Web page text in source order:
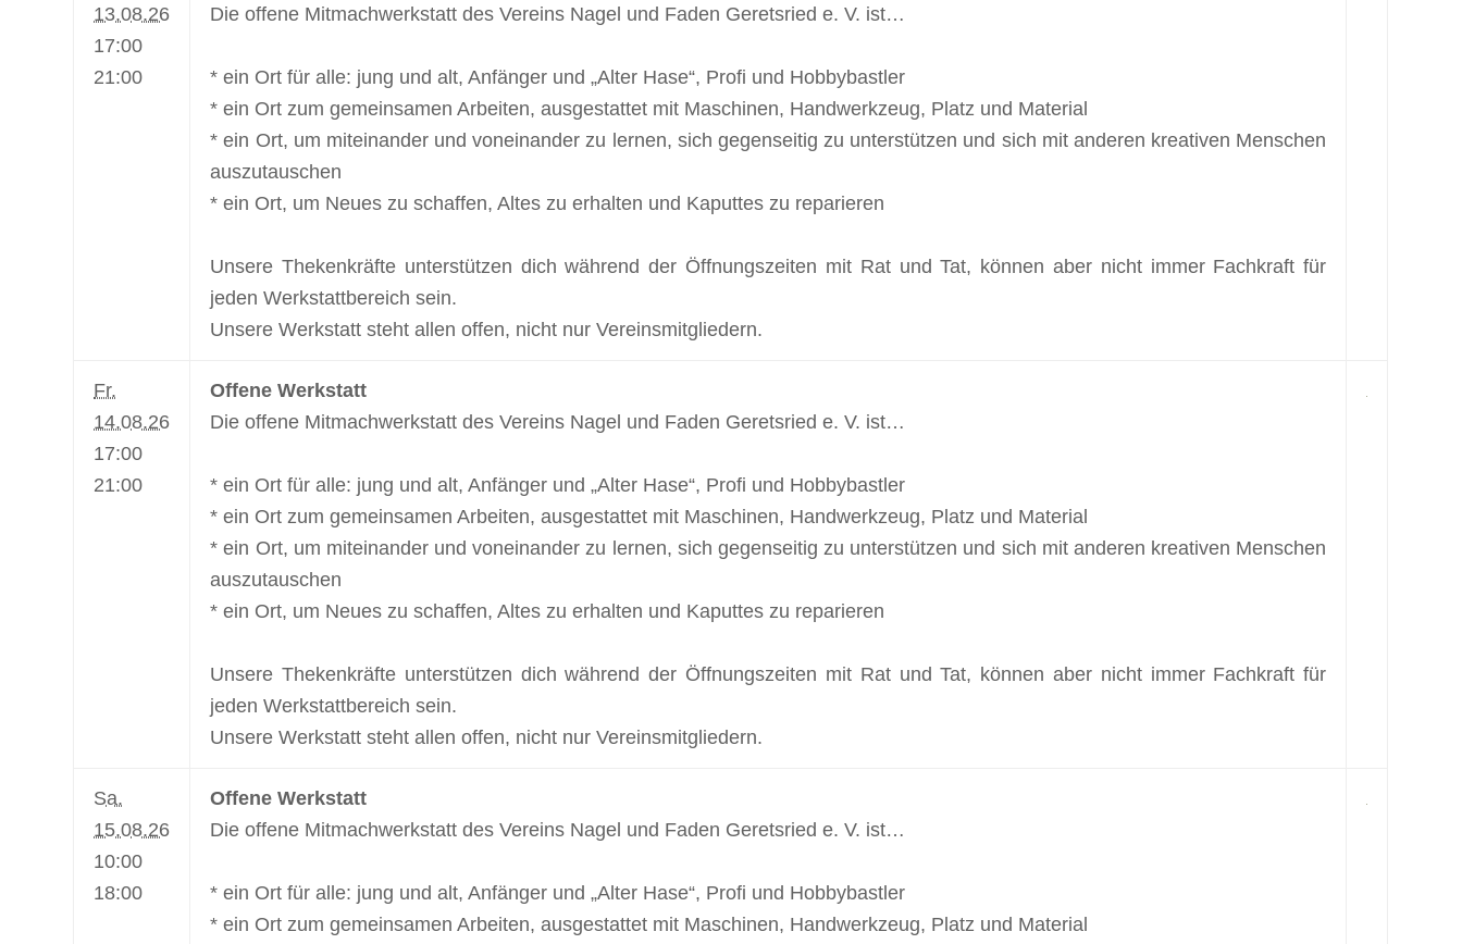
13.08.26
17:00
21:00
Die offene Mitmachwerkstatt des Vereins Nagel und Faden Geretsried e. V. ist…
* ein Ort für alle: jung und alt, Anfänger und „Alter Hase“, Profi und Hobbybastler
* ein Ort zum gemeinsamen Arbeiten, ausgestattet mit Maschinen, Handwerkzeug, Platz und Material
* ein Ort, um miteinander und voneinander zu lernen, sich gegenseitig zu unterstützen und sich mit anderen kreativen Menschen
auszutauschen
* ein Ort, um Neues zu schaffen, Altes zu erhalten und Kaputtes zu reparieren
Unsere Thekenkräfte unterstützen dich während der Öffnungszeiten mit Rat und Tat, können aber nicht immer Fachkraft für
jeden Werkstattbereich sein.
Unsere Werkstatt steht allen offen, nicht nur Vereinsmitgliedern.
Fr.
14.08.26
17:00
21:00
Offene Werkstatt
Die offene Mitmachwerkstatt des Vereins Nagel und Faden Geretsried e. V. ist…
* ein Ort für alle: jung und alt, Anfänger und „Alter Hase“, Profi und Hobbybastler
* ein Ort zum gemeinsamen Arbeiten, ausgestattet mit Maschinen, Handwerkzeug, Platz und Material
* ein Ort, um miteinander und voneinander zu lernen, sich gegenseitig zu unterstützen und sich mit anderen kreativen Menschen
auszutauschen
* ein Ort, um Neues zu schaffen, Altes zu erhalten und Kaputtes zu reparieren
Unsere Thekenkräfte unterstützen dich während der Öffnungszeiten mit Rat und Tat, können aber nicht immer Fachkraft für
jeden Werkstattbereich sein.
Unsere Werkstatt steht allen offen, nicht nur Vereinsmitgliedern.
Sa.
15.08.26
10:00
18:00
Offene Werkstatt
Die offene Mitmachwerkstatt des Vereins Nagel und Faden Geretsried e. V. ist…
* ein Ort für alle: jung und alt, Anfänger und „Alter Hase“, Profi und Hobbybastler
* ein Ort zum gemeinsamen Arbeiten, ausgestattet mit Maschinen, Handwerkzeug, Platz und Material